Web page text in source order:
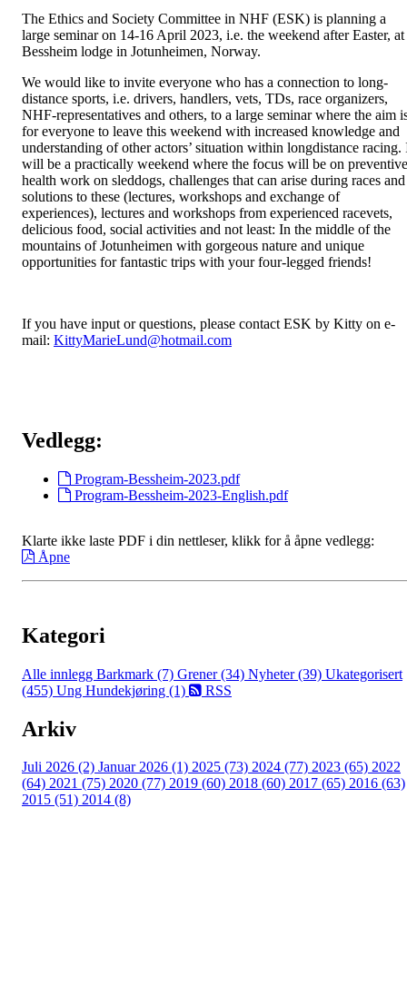
The Ethics and Society Committee in NHF (ESK) is planning a
large seminar on 14-16 April 2023, i.e. the weekend after Easter, at
Bessheim lodge in Jotunheimen, Norway.
We would like to invite everyone who has a connection to long-
distance sports, i.e. drivers, handlers, vets, TDs, race organizers,
NHF-representatives and others, to a large seminar where the aim
for everyone to leave this weekend with increased knowledge and
understanding of other actors’ situation within longdistance racing.
will be a practically weekend where the focus will be on preventive
health work on sleddogs, challenges that can arise during races and
solutions to these (lectures, workshops and exchange of
experiences), lectures and workshops from experienced racevets,
delicious food, social activities and not least: In the middle of the
mountains of Jotunheimen with gorgeous nature and unique
opportunities for fantastic trips with your four-legged friends!
If you have input or questions, please contact ESK by Kitty on e-
mail: KittyMarieLund@hotmail.com
Vedlegg:
Program-Bessheim-2023.pdf
Program-Bessheim-2023-English.pdf
Klarte ikke laste PDF i din nettleser, klikk for å åpne vedlegg:
Åpne
Kategori
Alle innlegg Barkmark (7) Grener (34) Nyheter (39) Ukategorisert
(455) Ung Hundekjøring (1) RSS
Arkiv
Juli 2026 (2) Januar 2026 (1) 2025 (73) 2024 (77) 2023 (65) 2022
(64) 2021 (75) 2020 (77) 2019 (60) 2018 (60) 2017 (65) 2016 (63)
2015 (51) 2014 (8)